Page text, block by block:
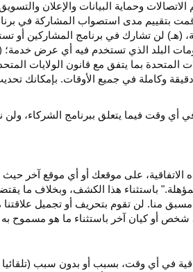
وحماية البيانات والإعلان
قمت بتقييم مدى استصواب
المشاركة في
(هـ) لن تشارك في برنامج المشاركين
البلد الذي تستخدم فيه أي عرض
المتحدة بما يتفق مع قانون الولايات
دقيقة وكاملة في جميع الأوقات. بإمكانك
أي وقت فيما يتعلق ببرنامج الشركاء،
على موقعك أو أي موقع آخر
باستثناء هذا الكشف، وبخلاف ما
مسبق منا. لن تقوم بتحريف أو تجميل
أي شخص أو كيان آخر باستثناء ما هو مسموح
في أي وقت، بسبب أو بدون سبب